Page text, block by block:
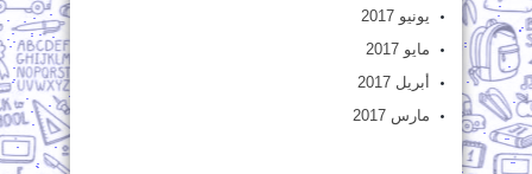
يونيو 2017
مايو 2017
أبريل 2017
مارس 2017